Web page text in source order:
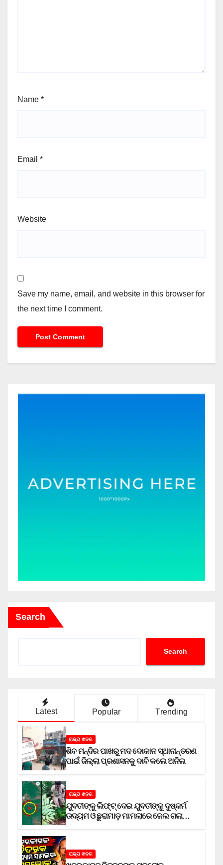
Name *
Email *
Website
Save my name, email, and website in this browser for
the next time I comment.
Search
Search
Latest Popular Trending
ରାଜ୍ୟ ଖବର
ଶିବ ମନ୍ଦିର ପାଖରୁ ମଦ ଦୋକାନ ସ୍ଥାନାନ୍ତରଣ
ପାଇଁ ଜିଲ୍ଲା ପ୍ରଶାସନକୁ ଦାବି କଲେ ଅନିଲ
ରାଜ୍ୟ ଖବର
ଯୁବତୀଙ୍କୁ ଲିଫ୍‌ଟ୍‌ ଦେଇ ଯୁବତୀଙ୍କୁ ଦୁଷ୍କର୍ମ
ଉଦ୍ୟମ ଓ ଛୁରାମାଡ଼ ମାମଲାରେ ଜେଲ ଗଲା
ରାଜ୍ୟ ଖବର